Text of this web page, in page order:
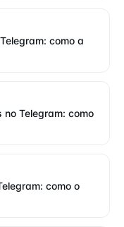
como a
no Telegram: como
como o